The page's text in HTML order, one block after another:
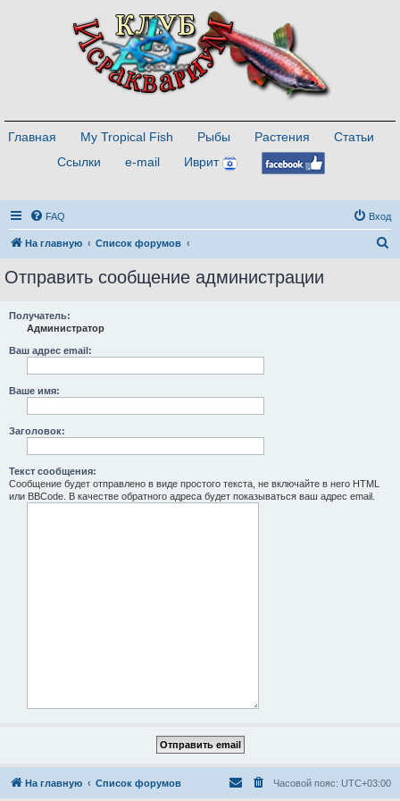
Главная My Tropical Fish Рыбы Растения
Статьи
Ссылки
e-mail Иврит
FAQ Вход
На главную Список форумов
Отправить сообщение администрации
Получатель:
Администратор
Ваш адрес email:
Ваше имя:
Заголовок:
Текст сообщения:
Сообщение будет отправлено в виде простого текста, не включайте в него HTML
или BBCode. В качестве обратного адреса будет показываться ваш адрес email.
На главную Список форумов Часовой пояс: UTC+03:00